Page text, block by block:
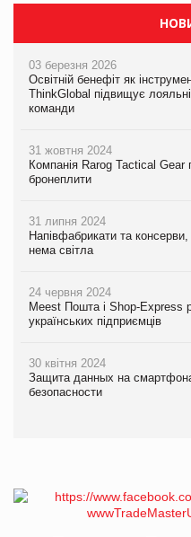
03 березня 2026
Освітній бенефіт як
ThinkGlobal підвищує
команди
31 жовтня 2024
Компанія Rarog Tactical Gear
бронеплити
31 липня 2024
Напівфабрикати та
нема світла
24 червня 2024
Meest Пошта і Shop-Express
українських підприємців
30 квітня 2024
Защита данных на
безопасности